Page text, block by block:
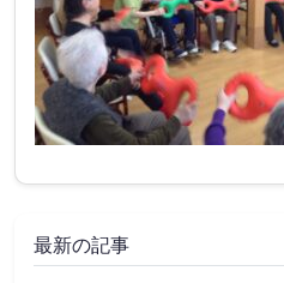
最新の記事